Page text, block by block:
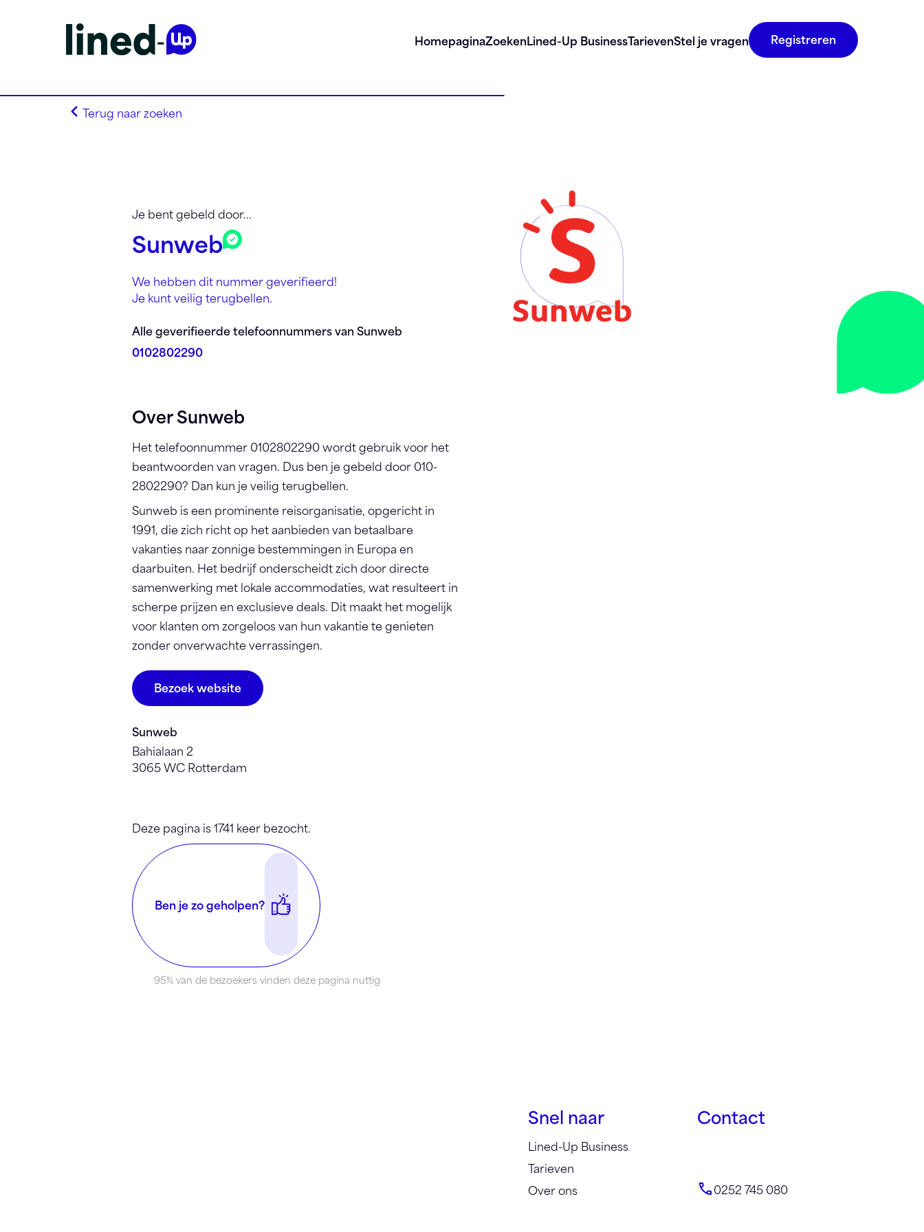
HomepaginaZoekenLined-Up BusinessTarievenStel je vragen Registreren
Terug naar zoeken
Je bent gebeld door...
Sunweb
We hebben dit nummer geverifieerd!
Je kunt veilig terugbellen.
Alle geverifieerde telefoonnummers van Sunweb
0102802290
Over Sunweb
Het telefoonnummer 0102802290 wordt gebruik voor het
beantwoorden van vragen. Dus ben je gebeld door 010-
2802290? Dan kun je veilig terugbellen.
Sunweb is een prominente reisorganisatie, opgericht in
1991, die zich richt op het aanbieden van betaalbare
vakanties naar zonnige bestemmingen in Europa en
daarbuiten. Het bedrijf onderscheidt zich door directe
samenwerking met lokale accommodaties, wat resulteert in
scherpe prijzen en exclusieve deals. Dit maakt het mogelijk
voor klanten om zorgeloos van hun vakantie te genieten
zonder onverwachte verrassingen.
Bezoek website
Sunweb
Bahialaan 2
3065 WC Rotterdam
Deze pagina is 1741 keer bezocht.
Ben je zo geholpen?
95% van de bezoekers vinden deze pagina nuttig
Snel naar
Lined-Up Business
Tarieven
Over ons
Contact
0252 745 080
Zoek op alfabet
Zoek op netnummer
Lined-Up Business
Stel je vragen
Registreren